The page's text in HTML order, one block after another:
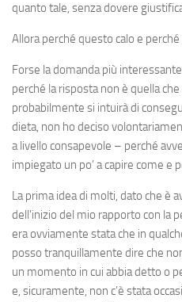
quanto tale, senza dovere
Allora perché questo calo e
Forse la domanda più
perché la risposta non è quella
probabilmente si intuirà di
dieta, non ho deciso
a livello consapevole – perché
impiegato un po’ a capire come e
La prima idea di molti, dato che è
dell’inizio del mio rapporto con la
era ovviamente stata che in
posso tranquillamente dire che
un momento in cui abbia detto o
e, sicuramente, non c’è stata